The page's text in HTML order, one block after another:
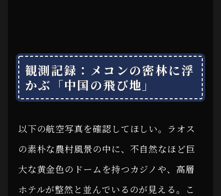
観測記録：メコンの密林に浮
かぶ「中国の飛び地」
以下の航空写真を確認してほしい。ラオス
の素朴な農村風景の中に、不自然なほど巨
大な黄金色のドームを持つカジノや、高層
ホテルが整然と並んでいるのが見える。こ